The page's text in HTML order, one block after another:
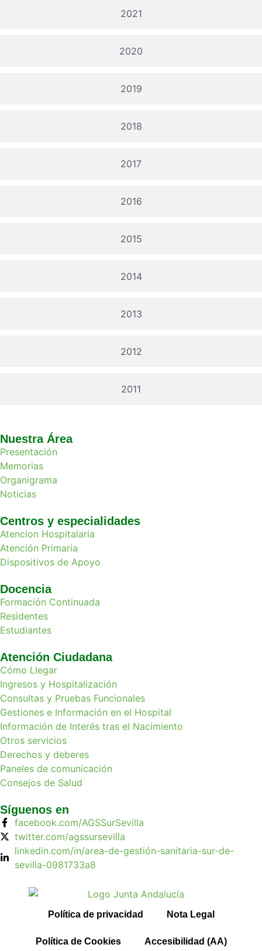
2021
2020
2019
2018
2017
2016
2015
2014
2013
2012
2011
Nuestra Área
Presentación
Memorias
Organigrama
Noticias
Centros y especialidades
Atencion Hospitalaria
Atención Primaria
Dispositivos de Apoyo
Docencia
Formación Continuada
Residentes
Estudiantes
Atención Ciudadana
Cómo Llegar
Ingresos y Hospitalización
Consultas y Pruebas Funcionales
Gestiones e Información en el Hospital
Información de Interés tras el Nacimiento
Otros servicios
Derechos y deberes
Paneles de comunicación
Consejos de Salud
Síguenos en
facebook.com/AGSSurSevilla
twitter.com/agssursevilla
linkedin.com/in/area-de-gestión-sanitaria-sur-de-
sevilla-0981733a8
Política de privacidad Nota Legal
Política de Cookies Accesibilidad (AA)